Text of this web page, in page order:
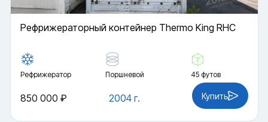
Рефрижераторный контейнер Thermo King RHC
Рефрижератор Поршневой 45 футов
2004 г.
850 000 ₽ Купить